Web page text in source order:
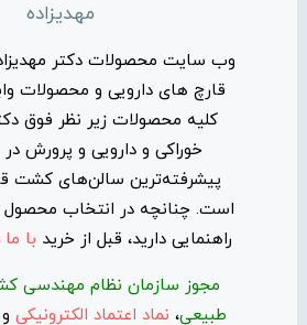
مهدیزاده
وب سایت محصولات دکتر
قارچ های دارویی و محصولات
کلیه محصولات زیر نظر فوق
خوراکی و دارویی و پرورش
پیشرفته‌ترین سالن‌های کشت
است. چنانچه در انتخاب محصول
راهنمایی دارید، قبل از خرید با
مجوز سازمان نظام مهندسی
طبیعی، نماد اعتماد الکترونیکی و